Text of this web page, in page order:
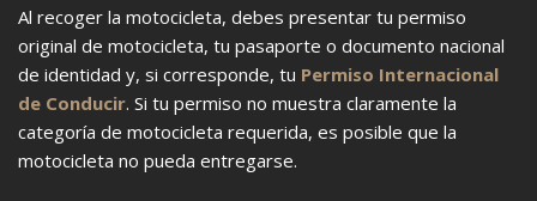
Al recoger la motocicleta, debes presentar tu permiso
original de motocicleta, tu pasaporte o documento nacional
de identidad y, si corresponde, tu Permiso Internacional
de Conducir. Si tu permiso no muestra claramente la
categoría de motocicleta requerida, es posible que la
motocicleta no pueda entregarse.